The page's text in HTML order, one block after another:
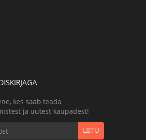
kes saab teada
ja uutest kaupadest!
LIITU